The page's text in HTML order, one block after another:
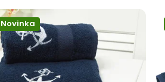
Novinka